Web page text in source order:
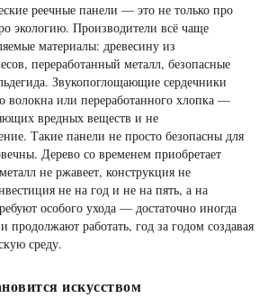
реечные панели — это не только про
экологию. Производители всё чаще
материалы: древесину из
переработанный металл, безопасные
Звукопоглощающие сердечники
волокна или переработанного хлопка —
вредных веществ и не
Такие панели не просто безопасны для
Дерево со временем приобретает
не ржавеет, конструкция не
не на год и не на пять, а на
особого ухода — достаточно иногда
работать, год за годом создавая
среду.
искусством